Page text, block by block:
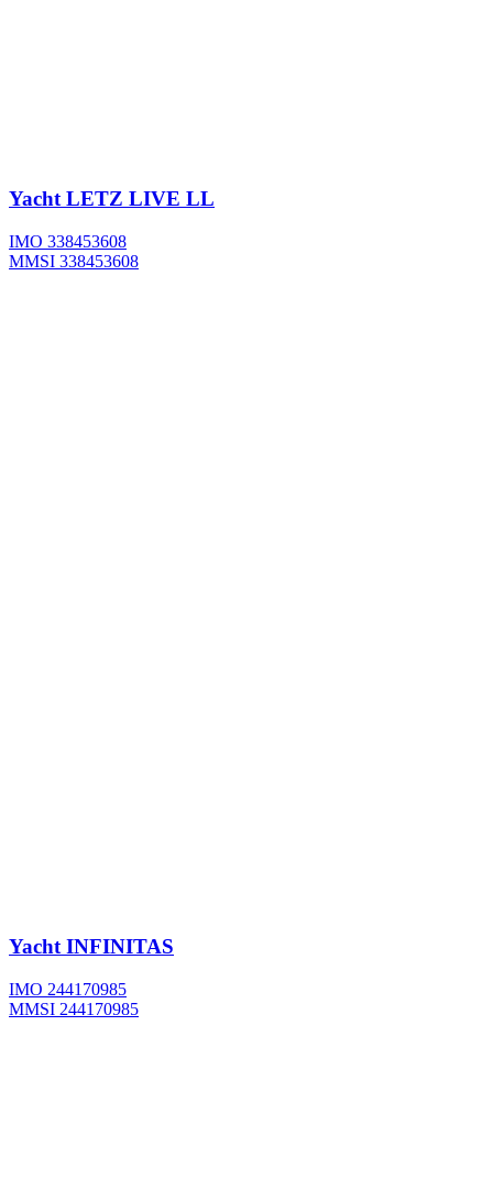
YachtLETZ LIVE LL
IMO 338453608
MMSI 338453608
Yacht INFINITAS
IMO 244170985
MMSI 244170985